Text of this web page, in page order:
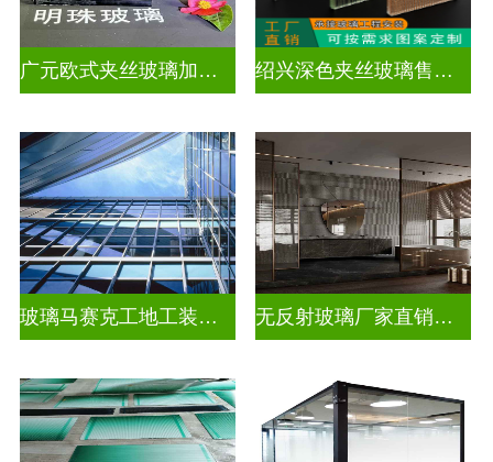
广元欧式夹丝玻璃加工店 绍兴深色夹丝玻璃售价多少
玻璃马赛克工地工装装饰玻璃 无反射玻璃厂家直销批发